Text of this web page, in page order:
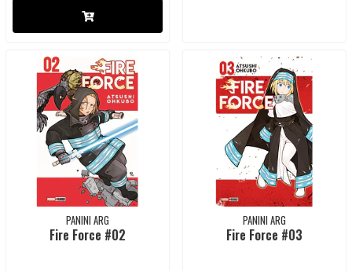
PANINI ARG
Fire Force #02
PANINI ARG
Fire Force #03